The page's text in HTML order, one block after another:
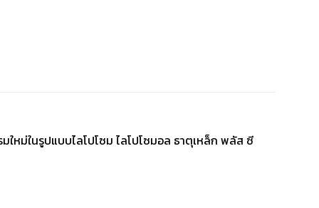
ใหม่ในรูปแบบไลโปโซม ไลโปโซมอล ธาตุเหล็ก พลัส ซี